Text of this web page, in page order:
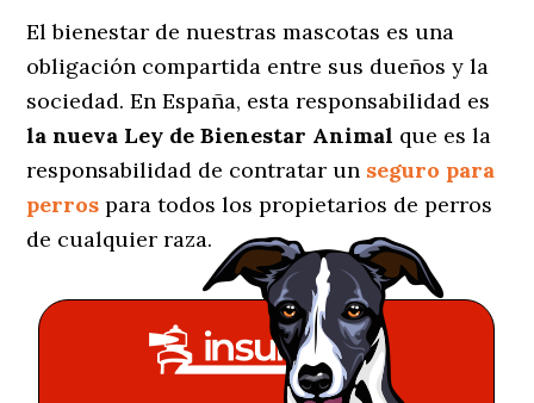
El bienestar de nuestras mascotas es una
obligación compartida entre sus dueños y la
sociedad. En España, esta responsabilidad es
la nueva Ley de Bienestar Animal que es la
responsabilidad de contratar un seguro para
perros para todos los propietarios de perros
de cualquier raza.